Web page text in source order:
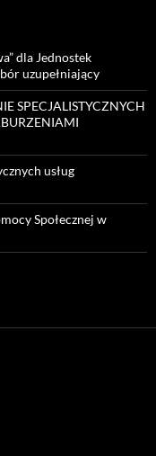
dla Jednostek
uzupełniający
SPECJALISTYCZNYCH
usług
Społecznej w